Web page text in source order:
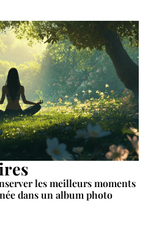
les meilleurs moments
dans un album photo